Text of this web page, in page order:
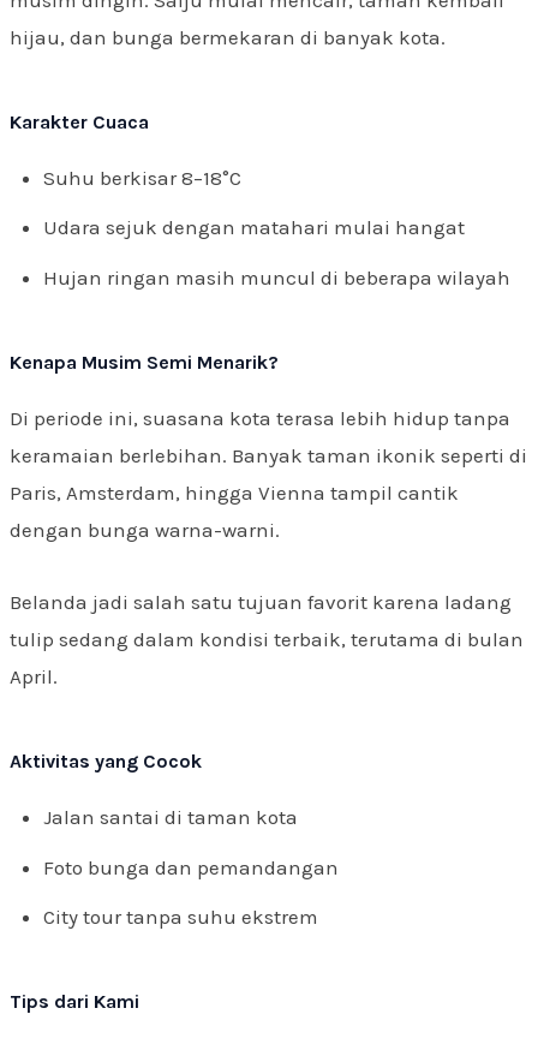
hijau, dan bunga bermekaran di banyak kota.
Karakter Cuaca
Suhu berkisar 8–18°C
Udara sejuk dengan matahari mulai hangat
Hujan ringan masih muncul di beberapa wilayah
Kenapa Musim Semi Menarik?
Di periode ini, suasana kota terasa lebih hidup tanpa
keramaian berlebihan. Banyak taman ikonik seperti di
Paris, Amsterdam, hingga Vienna tampil cantik
dengan bunga warna-warni.
Belanda jadi salah satu tujuan favorit karena ladang
tulip sedang dalam kondisi terbaik, terutama di bulan
April.
Aktivitas yang Cocok
Jalan santai di taman kota
Foto bunga dan pemandangan
City tour tanpa suhu ekstrem
Tips dari Kami